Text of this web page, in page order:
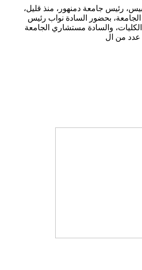
رئيس جامعة دمنهور، منذ قليل،
بحضور السادة نواب رئيس
الكليات، والسادة مستشاري الجامعة
عدد من ال